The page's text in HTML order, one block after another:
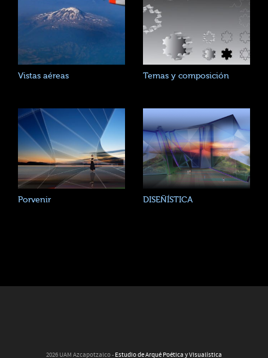
Vistas aéreas Temas y composición
Porvenir DISEÑÍSTICA
2026 UAM Azcapotzalco - Estudio de Arqué Poética y Visualística